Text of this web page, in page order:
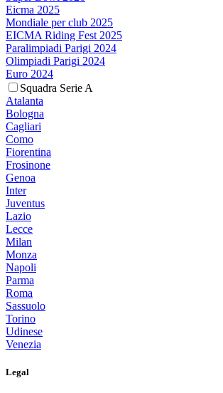
Eicma 2025
Mondiale per club 2025
EICMA Riding Fest 2025
Paralimpiadi Parigi 2024
Olimpiadi Parigi 2024
Euro 2024
Squadra Serie A
Atalanta
Bologna
Cagliari
Como
Fiorentina
Frosinone
Genoa
Inter
Juventus
Lazio
Lecce
Milan
Monza
Napoli
Parma
Roma
Sassuolo
Torino
Udinese
Venezia
Legal